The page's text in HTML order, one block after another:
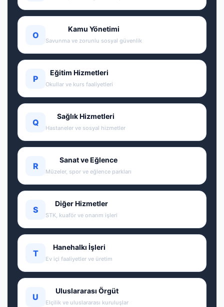
O
Kamu Yönetimi
Savunma ve zorunlu sosyal güvenlik
P
Eğitim Hizmetleri
Okullar ve kurs faaliyetleri
Q
Sağlık Hizmetleri
Hastaneler ve sosyal hizmetler
R
Sanat ve Eğlence
Müzeler, spor ve eğlence parkları
S
Diğer Hizmetler
STK, kuaför ve onarım işleri
T
Hanehalkı İşleri
Ev içi faaliyetler ve üretim
U
Uluslararası Örgüt
Elçilik ve uluslararası kuruluşlar